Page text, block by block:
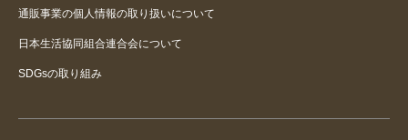
通販事業の個人情報の取り扱いについて
日本生活協同組合連合会について
SDGsの取り組み